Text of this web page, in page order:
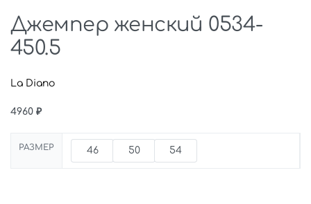
Джемпер женский 0534-
450.5
La Diano
4960 ₽
РАЗМЕР 46 50 54